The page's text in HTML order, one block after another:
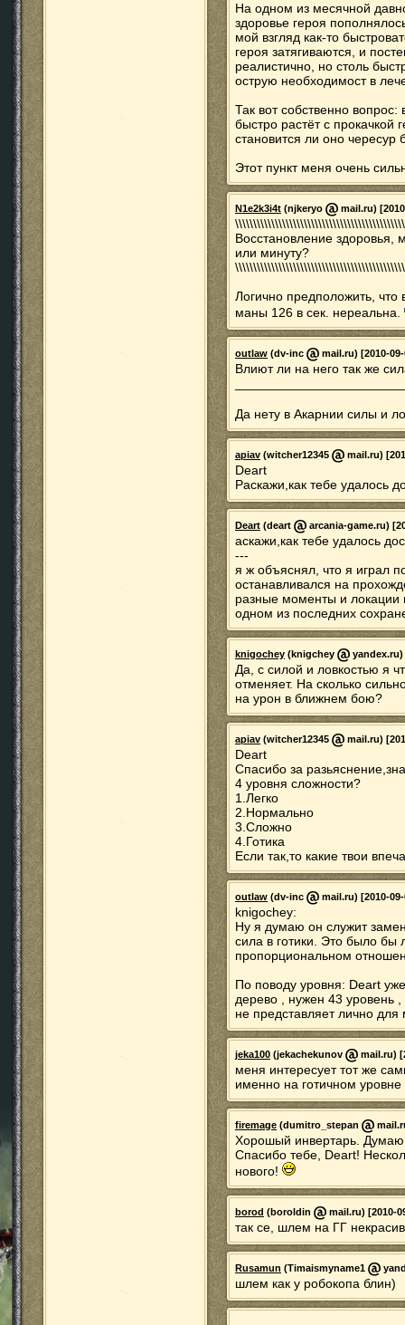
На одном из месячной
здоровье героя
мой взгляд как-то
героя затягиваются, и
реалистично, но столь
острую необходимост в
Так вот собственно
быстро растёт с прокачкой
становится ли оно
Этот пункт меня очень
N1e2k3i4t (njkeryo mail.ru)
Восстановление здоровья,
или минуту?
Логично предположить, что
маны 126 в сек. нереальна.
outlaw (dv-inc mail.ru) [2010-
Влиют ли на него так же
Да нету в Акарнии силы и
apiav (witcher12345 mail.ru)
Deart
Раскажи,как тебе удалось
Deart (deart arcania-game.ru)
аскажи,как тебе удалось
---
я ж объяснял, что я играл
останавливался на
разные моменты и локации
одном из последних
knigochey (knigchey yandex.ru)
Да, с силой и ловкостью я
отменяет. На сколько
на урон в ближнем бою?
apiav (witcher12345 mail.ru)
Deart
Спасибо за
4 уровня сложности?
1.Легко
2.Нормально
3.Сложно
4.Готика
Если так,то какие твои
outlaw (dv-inc mail.ru) [2010-
knigochey:
Ну я думаю он служит
сила в готики. Это было бы
пропорциональном
По поводу уровня: Deart
дерево , нужен 43 уровень
не представляет лично
jeka100 (jekachekunov mail.ru)
меня интересует тот же
именно на готичном
firemage (dumitro_stepan
Хорошый инвертарь.
Спасибо тебе, Deart!
нового!
borod (boroldin mail.ru) [2010-
так се, шлем на ГГ
Rusamun (Timaismyname1
шлем как у робокопа блин)